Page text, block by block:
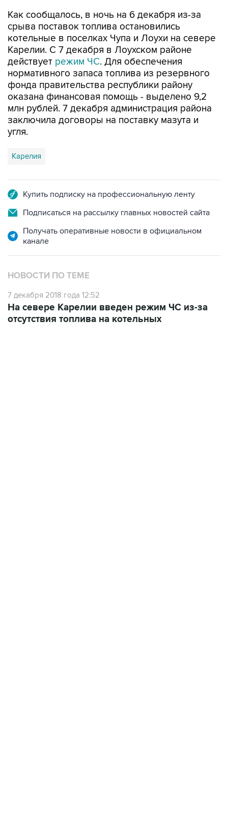
Как сообщалось, в ночь на 6 декабря из-за
срыва поставок топлива остановились
котельные в поселках Чупа и Лоухи на севере
Карелии. С 7 декабря в Лоухском районе
действует режим ЧС. Для обеспечения
нормативного запаса топлива из резервного
фонда правительства республики району
оказана финансовая помощь - выделено 9,2
млн рублей. 7 декабря администрация района
заключила договоры на поставку мазута и
угля.
Карелия
Купить подписку на профессиональную ленту
Подписаться на рассылку главных новостей сайта
Получать оперативные новости в официальном
канале
НОВОСТИ ПО ТЕМЕ
7 декабря 2018 года 12:52
На севере Карелии введен режим ЧС из-за
отсутствия топлива на котельных